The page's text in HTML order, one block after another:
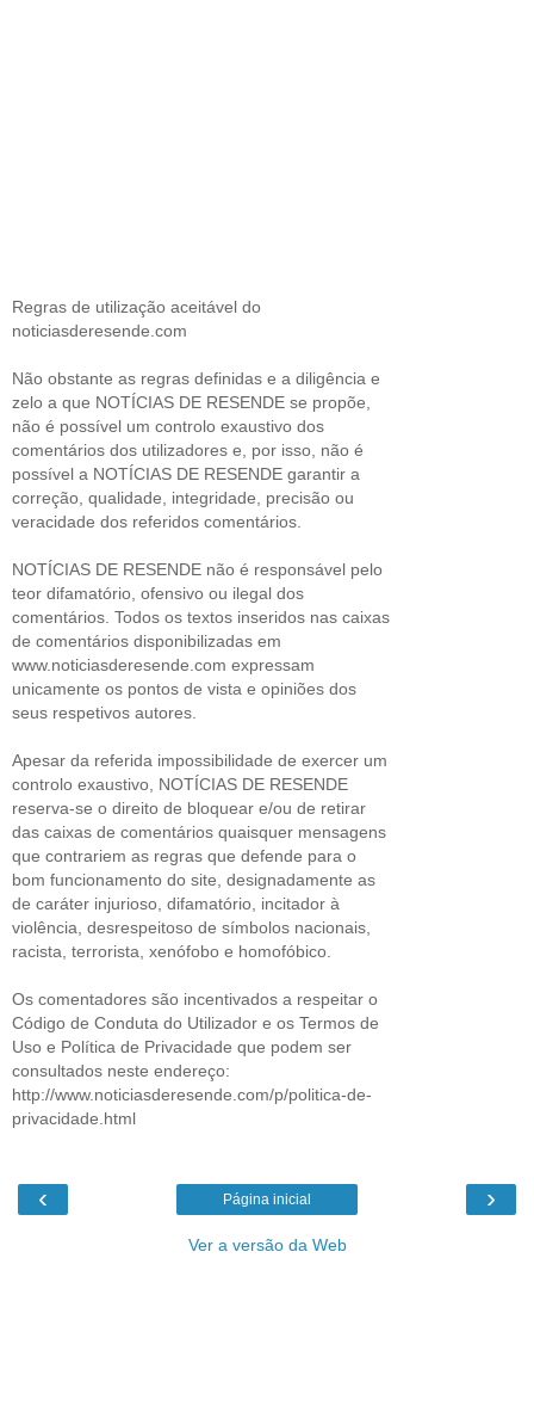
Regras de utilização aceitável do
noticiasderesende.com
Não obstante as regras definidas e a diligência e
zelo a que NOTÍCIAS DE RESENDE se propõe,
não é possível um controlo exaustivo dos
comentários dos utilizadores e, por isso, não é
possível a NOTÍCIAS DE RESENDE garantir a
correção, qualidade, integridade, precisão ou
veracidade dos referidos comentários.
NOTÍCIAS DE RESENDE não é responsável pelo
teor difamatório, ofensivo ou ilegal dos
comentários. Todos os textos inseridos nas caixas
de comentários disponibilizadas em
www.noticiasderesende.com expressam
unicamente os pontos de vista e opiniões dos
seus respetivos autores.
Apesar da referida impossibilidade de exercer um
controlo exaustivo, NOTÍCIAS DE RESENDE
reserva-se o direito de bloquear e/ou de retirar
das caixas de comentários quaisquer mensagens
que contrariem as regras que defende para o
bom funcionamento do site, designadamente as
de caráter injurioso, difamatório, incitador à
violência, desrespeitoso de símbolos nacionais,
racista, terrorista, xenófobo e homofóbico.
Os comentadores são incentivados a respeitar o
Código de Conduta do Utilizador e os Termos de
Uso e Política de Privacidade que podem ser
consultados neste endereço:
http://www.noticiasderesende.com/p/politica-de-
privacidade.html
‹ ›
Página inicial
Ver a versão da Web